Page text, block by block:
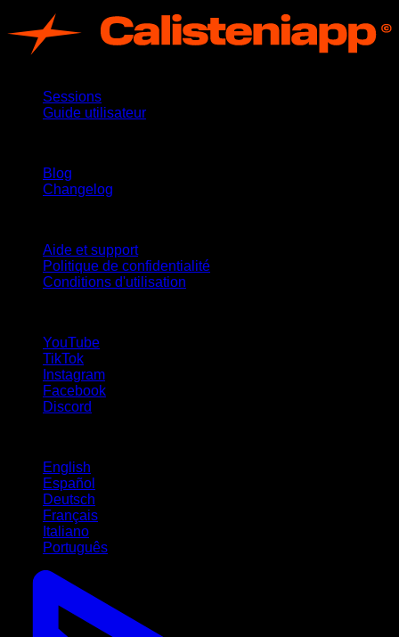
Sessions
Guide utilisateur
Blog
Changelog
Aide et support
Politique de confidentialité
Conditions d'utilisation
YouTube
TikTok
Instagram
Facebook
Discord
English
Español
Deutsch
Français
Italiano
Português